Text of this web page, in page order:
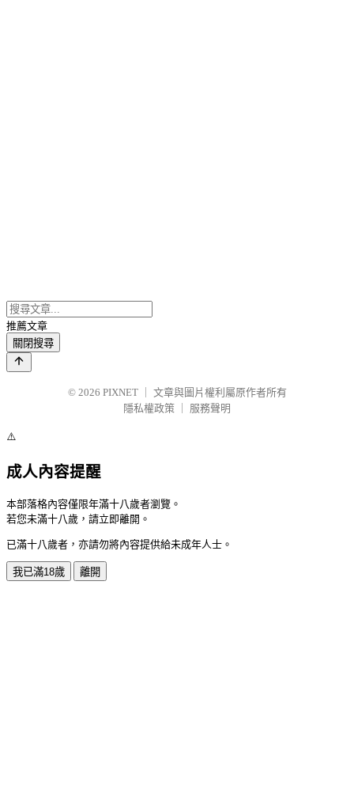
推薦文章
關閉搜尋
© 2026 PIXNET
文章與圖片權利屬原作者所有
隱私權政策
服務聲明
⚠️
成人內容提醒
本部落格內容僅限年滿十八歲者瀏覽。
若您未滿十八歲，請立即離開。
已滿十八歲者，亦請勿將內容提供給未成年人士。
我已滿18歲 離開